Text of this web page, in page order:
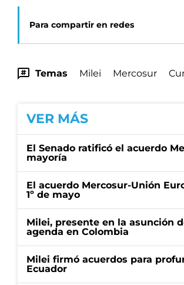
Para compartir en redes
Temas Milei Mercosur
VER MÁS
El Senado ratificó el acuerdo
mayoría
El acuerdo Mercosur-Unión
1º de mayo
Milei, presente en la asunción
agenda en Colombia
Milei firmó acuerdos para
Ecuador